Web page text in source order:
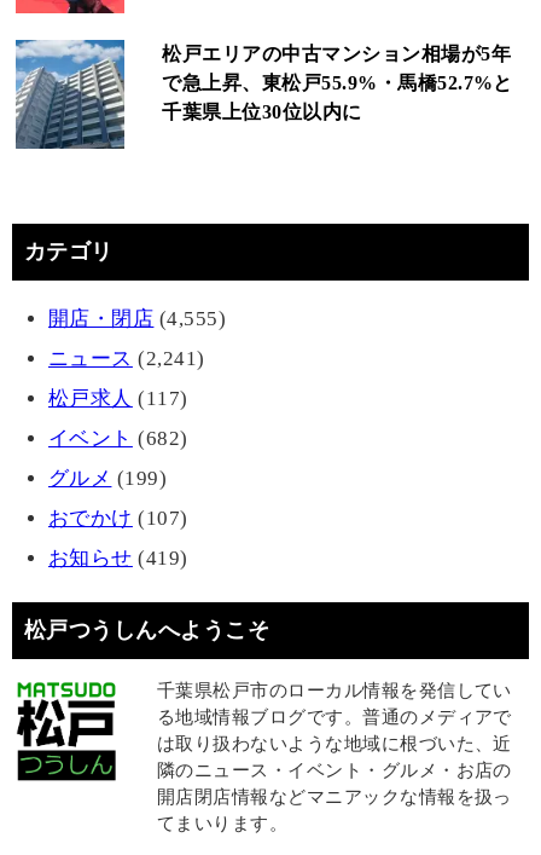
松戸エリアの中古マンション相場が5年
で急上昇、東松戸55.9%・馬橋52.7%と
千葉県上位30位以内に
カテゴリ
開店・閉店 (4,555)
ニュース (2,241)
松戸求人 (117)
イベント (682)
グルメ (199)
おでかけ (107)
お知らせ (419)
松戸つうしんへようこそ
千葉県松戸市のローカル情報を発信してい
る地域情報ブログです。普通のメディアで
は取り扱わないような地域に根づいた、近
隣のニュース・イベント・グルメ・お店の
開店閉店情報などマニアックな情報を扱っ
てまいります。